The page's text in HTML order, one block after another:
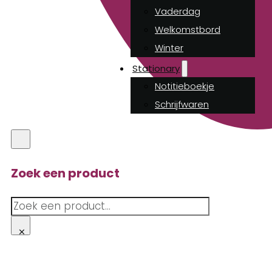
Vaderdag
Welkomstbord
Winter
Stationary
Notitieboekje
Schrijfwaren
Zoek een product
Zoeken
×